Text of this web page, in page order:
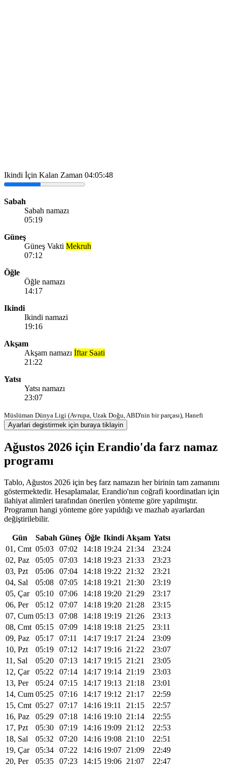
Ikindi İçin Kalan Zaman 04:05:48
Sabah
Sabah namazı
05:19
Güneş
Güneş Vakti Mekruh
07:12
Öğle
Öğle namazı
14:17
Ikindi
Ikindi namazi
19:16
Akşam
Akşam namazı İftar Saati
21:22
Yatsı
Yatsı namazı
23:07
Müslüman Dünya Ligi (Avrupa, Uzak Doğu, ABD'nin bir parçası), Hanefi
Ayarlari degistirmek için buraya tiklayin
Ağustos 2026 için Erandio'da farz namaz
programı
Tablo, Ağustos 2026 için beş farz namazın her birinin tam zamanını
göstermektedir. Hesaplamalar, Erandio'nın coğrafi koordinatları için
ilahiyat alimleri tarafından önerilen yönteme göre yapılmıştır.
Programın hangi yönteme göre yapıldığı ve mazhab ayarlardan
değiştirilebilir.
Gün Sabah Güneş Öğle Ikindi Akşam Yatsı
01, Cmt 05:03 07:02 14:18 19:24 21:34
23:24
02, Paz
05:05 07:03 14:18 19:23 21:33
23:23
03, Pzt
05:06 07:04 14:18 19:22 21:32
23:21
04, Sal
05:08 07:05 14:18 19:21 21:30
23:19
05, Çar
05:10 07:06 14:18 19:20 21:29
23:17
06, Per
05:12 07:07 14:18 19:20 21:28
23:15
07, Cum 05:13 07:08 14:18 19:19 21:26
23:13
08, Cmt 05:15 07:09 14:18 19:18 21:25
23:11
09, Paz
05:17 07:11 14:17 19:17 21:24
23:09
10, Pzt
05:19 07:12 14:17 19:16 21:22
23:07
11, Sal
05:20 07:13 14:17 19:15 21:21
23:05
12, Çar
05:22 07:14 14:17 19:14 21:19
23:03
13, Per
05:24 07:15 14:17 19:13 21:18
23:01
14, Cum 05:25 07:16 14:17 19:12 21:17
22:59
15, Cmt 05:27 07:17 14:16 19:11 21:15
22:57
16, Paz
05:29 07:18 14:16 19:10 21:14
22:55
17, Pzt
05:30 07:19 14:16 19:09 21:12
22:53
18, Sal
05:32 07:20 14:16 19:08 21:10
22:51
19, Çar
05:34 07:22 14:16 19:07 21:09
22:49
20, Per
05:35 07:23 14:15 19:06 21:07
22:47